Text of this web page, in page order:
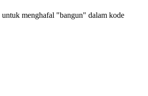
untuk menghafal "bangun" dalam kode